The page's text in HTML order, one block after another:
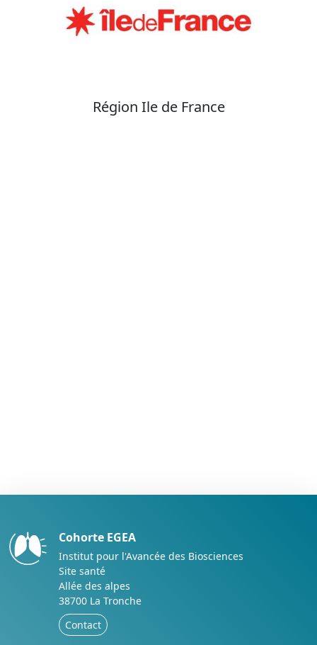
Région Ile de France
Cohorte EGEA
Institut pour l'Avancée des Biosciences
Site santé
Allée des alpes
38700 La Tronche
Contact